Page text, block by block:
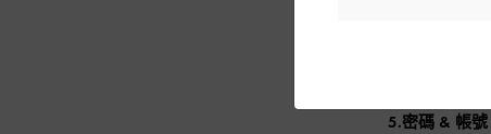
除非為
5.密碼 & 帳號